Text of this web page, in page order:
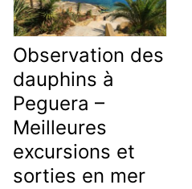
Observation des
dauphins à
Peguera –
Meilleures
excursions et
sorties en mer